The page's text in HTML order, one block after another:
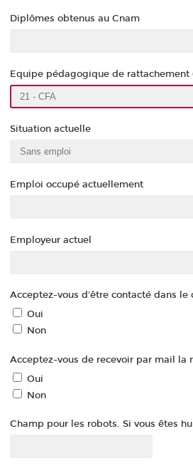
Diplômes obtenus au Cnam
Equipe pédagogique de rattachement
Situation actuelle
Emploi occupé actuellement
Employeur actuel
Acceptez-vous d'être contacté dans
Oui
Non
Acceptez-vous de recevoir par mail la
Oui
Non
Champ pour les robots. Si vous êtes